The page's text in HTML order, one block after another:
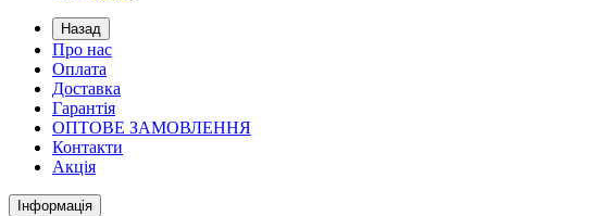
Назад
Про нас
Оплата
Доставка
Гарантія
ОПТОВЕ ЗАМОВЛЕННЯ
Контакти
Акція
Інформація